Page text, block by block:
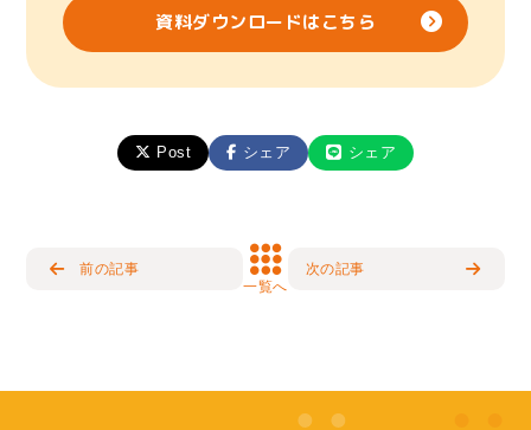
資料ダウンロードはこちら
Post シェア シェア
前の記事
一覧へ
次の記事